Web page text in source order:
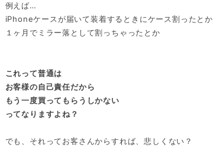
例えば…
iPhoneケースが届いて装着するときにケース割ったとか
１ヶ月でミラー落として割っちゃったとか
これって普通は
お客様の自己責任だから
もう一度買ってもらうしかない
ってなりますよね？
でも、それってお客さんからすれば、悲しくない？